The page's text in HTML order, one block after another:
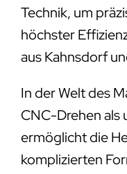
Technik, um
höchster
aus Kahnsdorf
In der Welt des
CNC-Drehen als
ermöglicht die
komplizierten